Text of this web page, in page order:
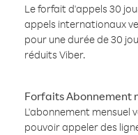
Le forfait d'appels 30
appels internationaux
pour une durée de 30
réduits Viber.
Forfaits Abonnement
L'abonnement mensuel
pouvoir appeler des